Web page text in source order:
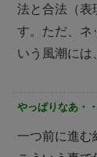
法と合法（表
す。ただ、ネ
いう風潮には
やっぱりなあ・・
一つ前に進む